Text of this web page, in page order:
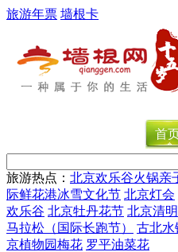
旅游年票 墙根卡
首
旅游热点： 北京欢乐谷火锅亲
际鲜花港冰雪文化节 北京灯会
欢乐谷 北京牡丹花节 北京清
马拉松（国际长跑节）
古北水
京植物园梅花 罗平油菜花